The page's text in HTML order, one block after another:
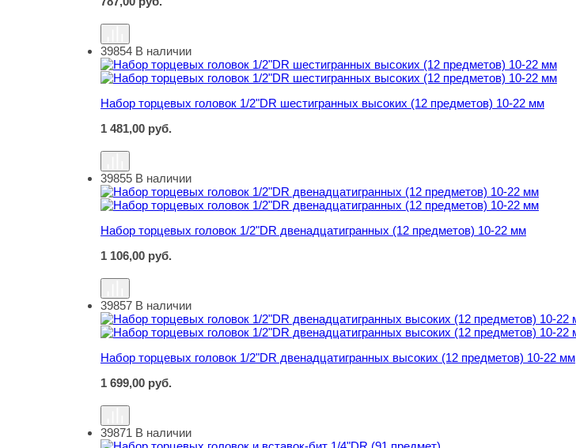
Набор торцевых головок 1/2"DR шестигранных высоких (12 предметов) 10-22 мм
39854 В наличии
Набор торцевых головок 1/2"DR шестигранных высоких (12 предметов) 10-22 мм
1 481,00 руб.
Набор торцевых головок 1/2"DR двенадцатигранных (12 пpедметов) 10-22 мм
39855 В наличии
Набор торцевых головок 1/2"DR двенадцатигранных (12 пpедметов) 10-22 мм
1 106,00 руб.
Набор торцевых головок 1/2"DR двенадцатигранных высоких (12 предметов) 10-22 мм
39857 В наличии
Набор торцевых головок 1/2"DR двенадцатигранных высоких (12 предметов) 10-22 мм
1 699,00 руб.
Набор торцевых головок и вставок-бит 1/4"DR (91 пpедмет)
39871 В наличии